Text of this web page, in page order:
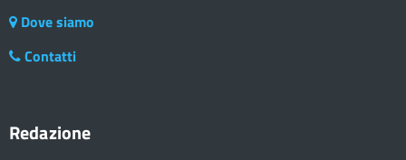
Dove siamo
Contatti
Redazione